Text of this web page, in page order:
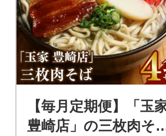
【毎月定期便】「玉
豊崎店」の三枚肉そ